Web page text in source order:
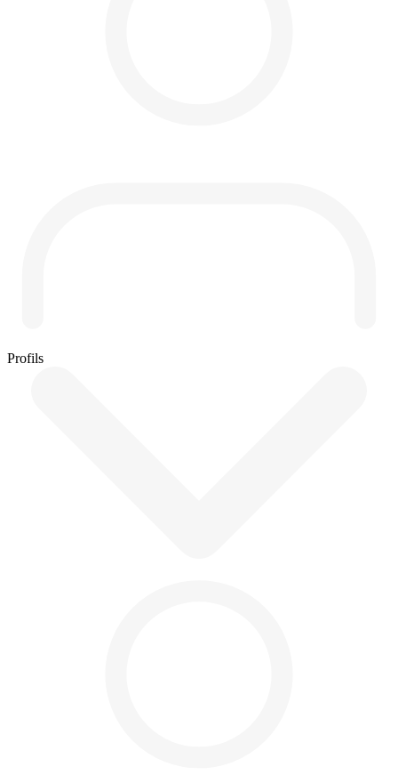
Profils